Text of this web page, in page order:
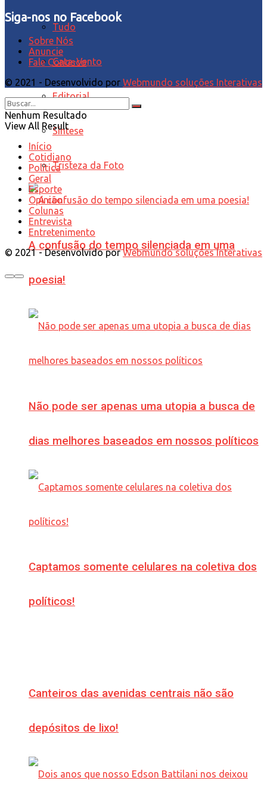
Tudo
Cata-Vento
Editorial
Síntese
Tristeza da Foto
A confusão do tempo silenciada em uma
poesia!
Não pode ser apenas uma utopia a busca de
dias melhores baseados em nossos políticos
Captamos somente celulares na coletiva dos
políticos!
Canteiros das avenidas centrais não são
depósitos de lixo!
Siga-nos no Facebook
Sobre Nós
Anuncie
Fale Conosco
© 2021 - Desenvolvido por Webmundo soluções Interativas
Nenhum Resultado
View All Result
Início
Cotidiano
Política
Geral
Esporte
Opinião
Colunas
Entrevista
Entretenimento
© 2021 - Desenvolvido porWebmundo soluções Interativas